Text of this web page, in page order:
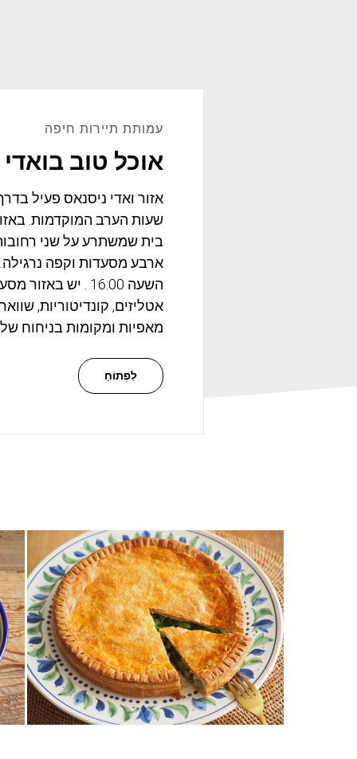
עמותת תיירות חיפה
אוכל טוב
אזור ואדי ניסנאס פעיל
שעות הערב המוקדמות.
בית שמשתרע על שני
ארבע מסעדות וקפה
השעה 16:00 . יש
אטליזים, קונדיטוריות,
מאפיות ומקומות בניחוח
לִפְתוֹחַ